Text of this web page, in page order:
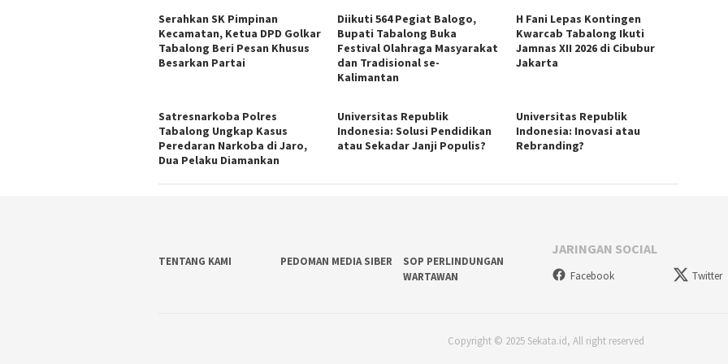
Serahkan SK Pimpinan
Kecamatan, Ketua DPD Golkar
Tabalong Beri Pesan Khusus
Besarkan Partai
Diikuti 564 Pegiat Balogo,
Bupati Tabalong Buka
Festival Olahraga Masyarakat
dan Tradisional se-
Kalimantan
H Fani Lepas Kontingen
Kwarcab Tabalong Ikuti
Jamnas XII 2026 di Cibubur
Jakarta
Satresnarkoba Polres
Tabalong Ungkap Kasus
Peredaran Narkoba di Jaro,
Dua Pelaku Diamankan
Universitas Republik
Indonesia: Solusi Pendidikan
atau Sekadar Janji Populis?
Universitas Republik
Indonesia: Inovasi atau
Rebranding?
TENTANG KAMI PEDOMAN MEDIA SIBER
SOP PERLINDUNGAN
WARTAWAN
JARINGAN SOCIAL
Facebook Twitter
Copyright © 2025 Sekata.id, All right reserved